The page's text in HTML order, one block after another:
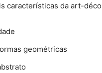
características da art-
geométricas